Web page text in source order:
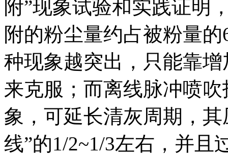
附”现象试验和实践证明
附的粉尘量约占被粉量
种现象越突出，只能靠
来克服；而离线脉冲喷
象，可延长清灰周期，
线”的1/2~1/3左右，并且